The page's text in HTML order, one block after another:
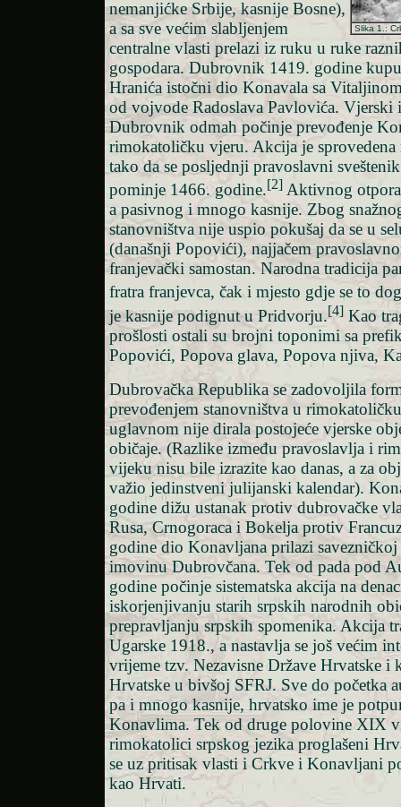
Slika 1.:
nemanjićke Srbije, kasnije Bosne),
a sa sve većim slabljenjem
centralne vlasti prelazi iz ruku u ruke
gospodara. Dubrovnik 1419. godine
Hranića istočni dio Konavala sa
od vojvode Radoslava Pavlovića. Vjerski
Dubrovnik odmah počinje prevođenje
rimokatoličku vjeru. Akcija je sprovedena
tako da se posljednji pravoslavni
pominje 1466. godine.[2] Aktivnog
a pasivnog i mnogo kasnije. Zbog
stanovništva nije uspio pokušaj da se u
(današnji Popovići), najjačem
franjevački samostan. Narodna tradicija
fratra franjevca, čak i mjesto gdje se to
je kasnije podignut u Pridvorju.[4] Kao
prošlosti ostali su brojni toponimi sa
Popovići, Popova glava, Popova njiva,
Dubrovačka Republika se zadovoljila
prevođenjem stanovništva u
uglavnom nije dirala postojeće vjerske
običaje. (Razlike između pravoslavlja i
vijeku nisu bile izrazite kao danas, a za
važio jedinstveni julijanski kalendar).
godine dižu ustanak protiv dubrovačke
Rusa, Crnogoraca i Bokelja protiv
godine dio Konavljana prilazi
imovinu Dubrovčana. Tek od pada pod
godine počinje sistematska akcija na
iskorjenjivanju starih srpskih narodnih
prepravljanju srpskih spomenika. Akcija
Ugarske 1918., a nastavlja se još većim
vrijeme tzv. Nezavisne Države Hrvatske i
Hrvatske u bivšoj SFRJ. Sve do početka
pa i mnogo kasnije, hrvatsko ime je
Konavlima. Tek od druge polovine XIX
rimokatolici srpskog jezika proglašeni
se uz pritisak vlasti i Crkve i Konavljani
kao Hrvati.